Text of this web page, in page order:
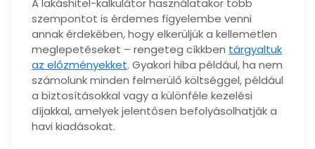
szempontot is érdemes figyelembe venni
annak érdekében, hogy elkerüljük a kellemetlen
meglepetéseket – rengeteg cíkkben tárgyaltuk
az előzményekket. Gyakori hiba például, ha nem
számolunk minden felmerülő költséggel, például
a biztosításokkal vagy a különféle kezelési
díjakkal, amelyek jelentősen befolyásolhatják a
havi kiadásokat.